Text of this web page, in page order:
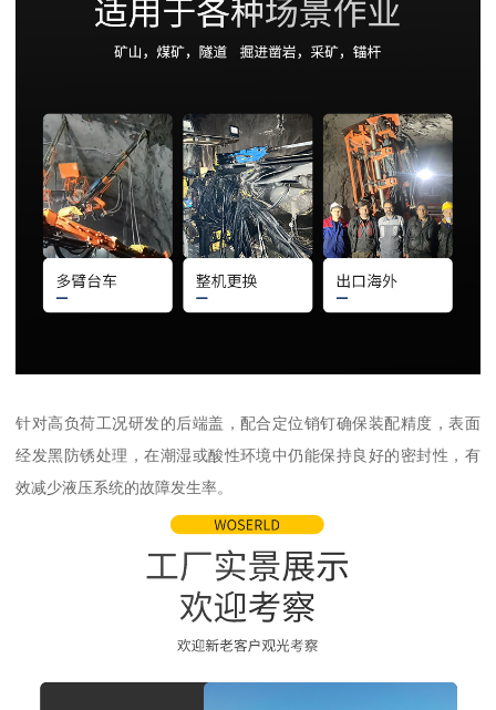
针对高负荷工况研发的后端盖，配合定位销钉确保装配精度，表面
经发黑防锈处理，在潮湿或酸性环境中仍能保持良好的密封性，有
效减少液压系统的故障发生率。